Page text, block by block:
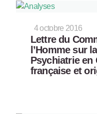
4 octobre 2016
Lettre du
l’Homme sur
Psychiatrie en
française et